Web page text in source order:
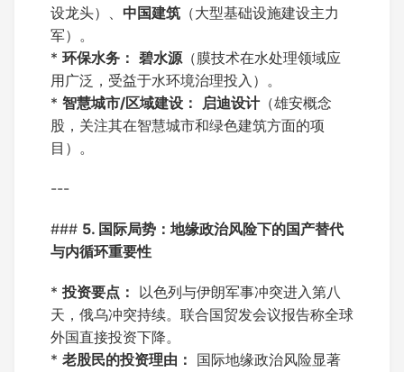
设龙头）、 中国建筑 （大型基础设施建设主力
军）。
* 环保水务： 碧水源（膜技术在水处理领域应
用广泛，受益于水环境治理投入）。
* 智慧城市/区域建设： 启迪设计（雄安概念
股，关注其在智慧城市和绿色建筑方面的项
目）。
---
### 5. 国际局势：地缘政治风险下的国产替代
与内循环重要性
* 投资要点： 以色列与伊朗军事冲突进入第八
天，俄乌冲突持续。联合国贸发会议报告称全球
外国直接投资下降。
* 老股民的投资理由： 国际地缘政治风险显著